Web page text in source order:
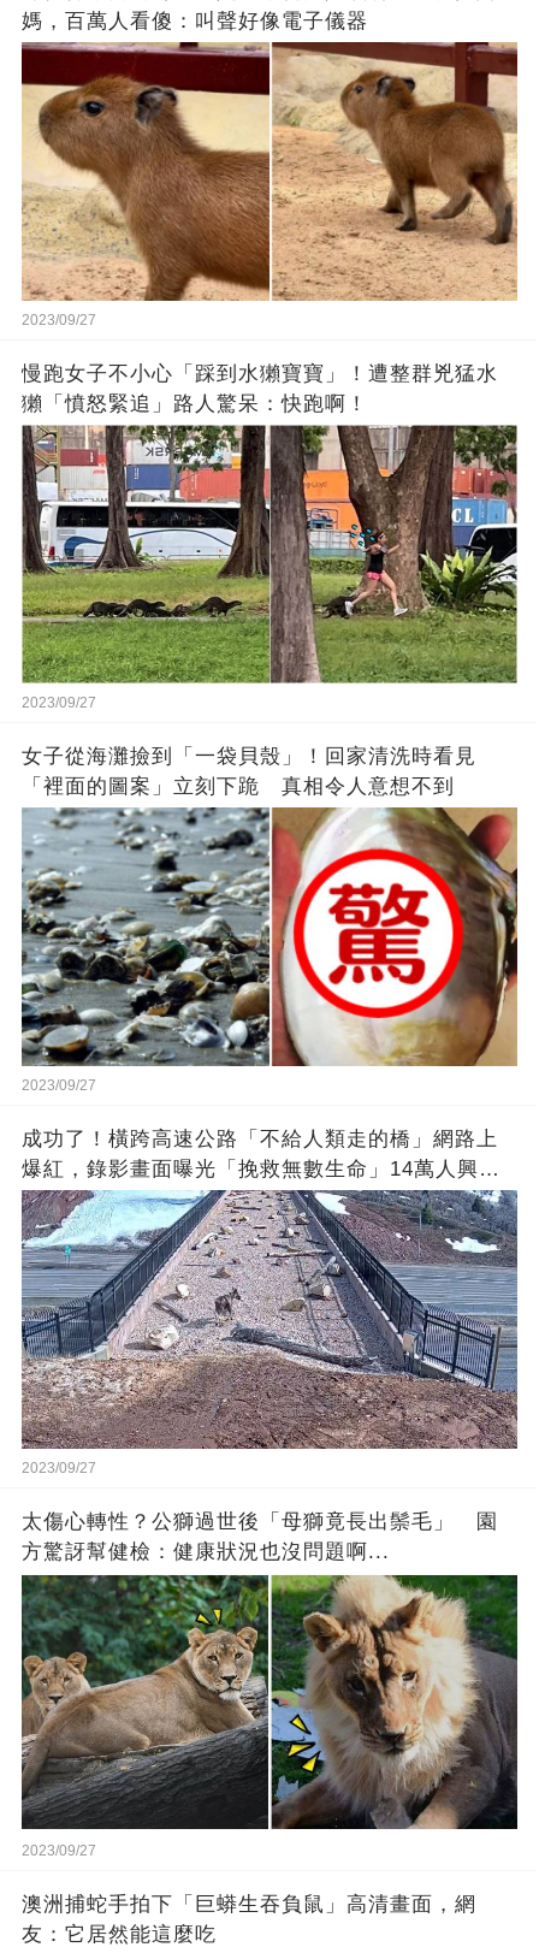
媽，百萬人看傻：叫聲好像電子儀器
2023/09/27
慢跑女子不小心「踩到水獺寶寶」！遭整群兇猛水
獺「憤怒緊追」路人驚呆：快跑啊！
2023/09/27
女子從海灘撿到「一袋貝殼」！回家清洗時看見
「裡面的圖案」立刻下跪 真相令人意想不到
2023/09/27
成功了！橫跨高速公路「不給人類走的橋」網路上
爆紅，錄影畫面曝光「挽救無數生命」14萬人興奮
歡呼
2023/09/27
太傷心轉性？公獅過世後「母獅竟長出鬃毛」 園
方驚訝幫健檢：健康狀況也沒問題啊...
2023/09/27
澳洲捕蛇手拍下「巨蟒生吞負鼠」高清畫面，網
友：它居然能這麼吃